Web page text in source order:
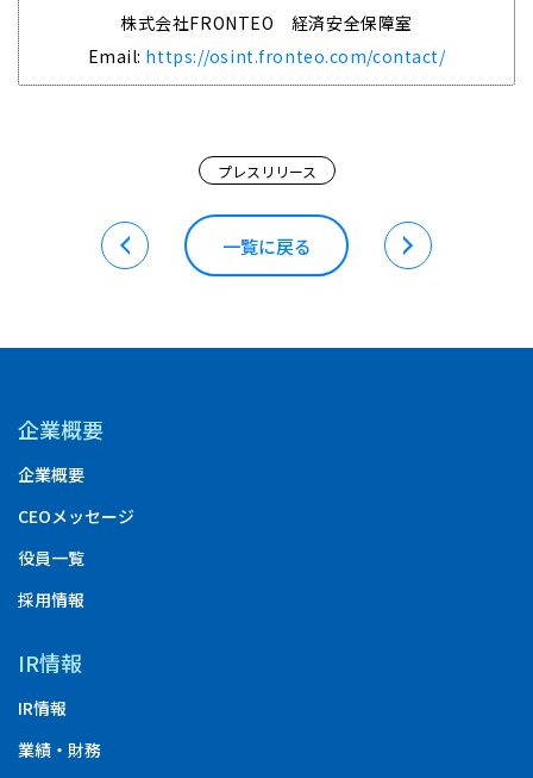
株式会社FRONTEO 経済安全保障室
Email: https://osint.fronteo.com/contact/
プレスリリース
一覧に戻る
企業概要
企業概要
CEOメッセージ
役員一覧
採用情報
IR情報
IR情報
業績・財務